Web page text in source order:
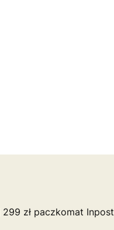
zł paczkomat Inpost